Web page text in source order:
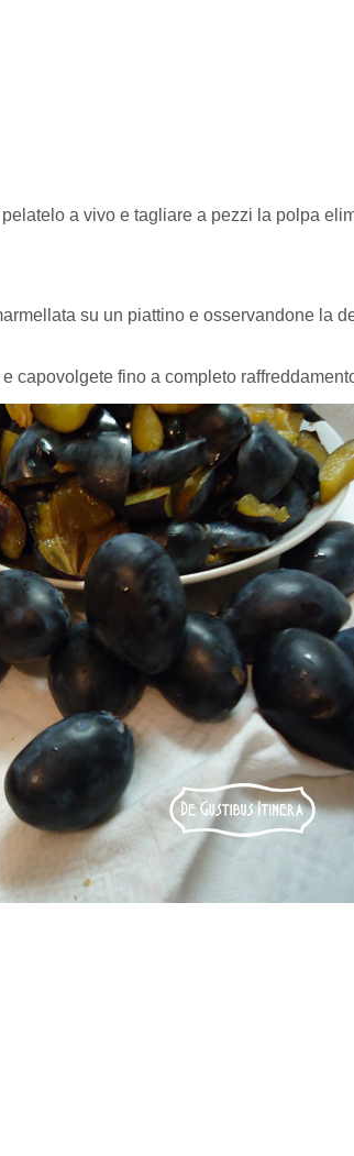
a vivo e tagliare a pezzi la polpa
su un piattino e osservandone la
capovolgete fino a completo